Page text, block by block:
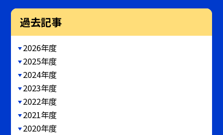
過去記事
2026年度
2025年度
2024年度
2023年度
2022年度
2021年度
2020年度